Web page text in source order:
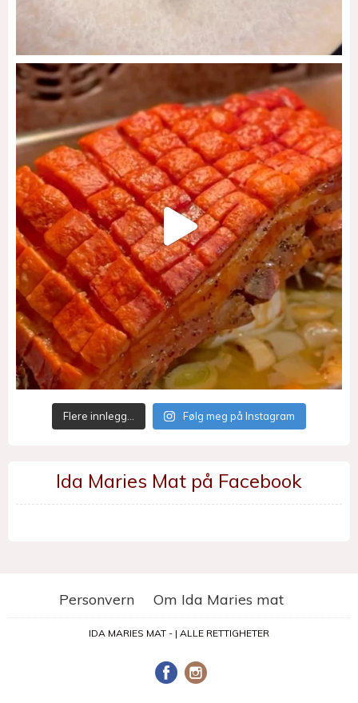
Flere innlegg… Følg meg på Instagram
Ida Maries Mat på Facebook
Personvern Om Ida Maries mat
IDA MARIES MAT - | ALLE RETTIGHETER